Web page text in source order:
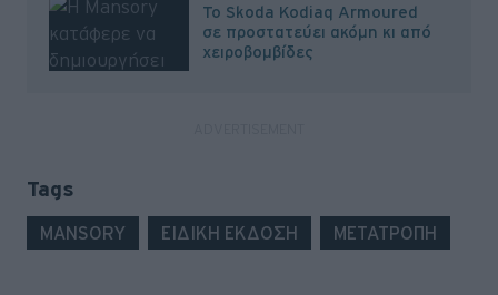
Το Skoda Kodiaq Armoured
σε προστατεύει ακόμη κι από
χειροβομβίδες
Tags
MANSORY ΕΙΔΙΚΗ ΕΚΔΟΣΗ ΜΕΤΑΤΡΟΠΗ